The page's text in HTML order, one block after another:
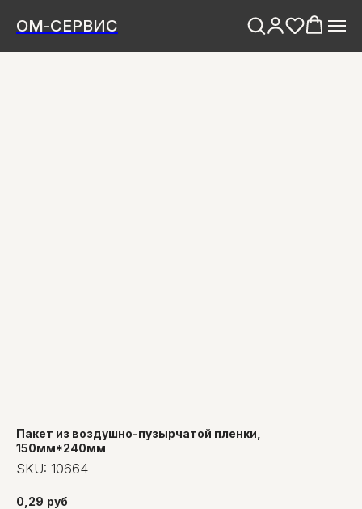
ОМ-СЕРВИС
Пакет из воздушно-пузырчатой пленки,
150мм*240мм
SKU: 10664
0,29 руб